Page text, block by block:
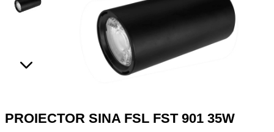
PROIECTOR SINA FSL FST 901 35W